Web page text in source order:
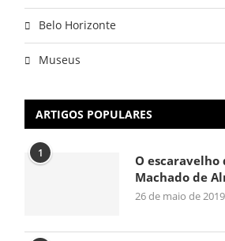
Belo Horizonte
Museus
ARTIGOS POPULARES
1
O
Machado de
26 de maio de 2019